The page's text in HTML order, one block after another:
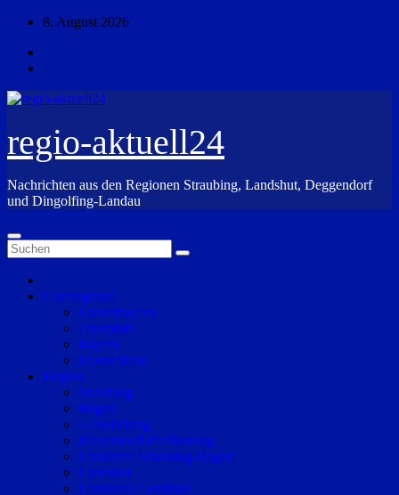
Zum
springen
8. August 2026
regio-aktuell24
Nachrichten aus den Regionen Straubing, Landshut, Deggendorf
und Dingolfing-Landau
Überregional
Niederbayern
Oberpfalz
Bayern
Deutschland
Region
Straubing
Bogen
Geiselhöring
Mallersdorf-Pfaffenberg
Landkreis Straubing-Bogen
Landshut
Landkreis Landshut